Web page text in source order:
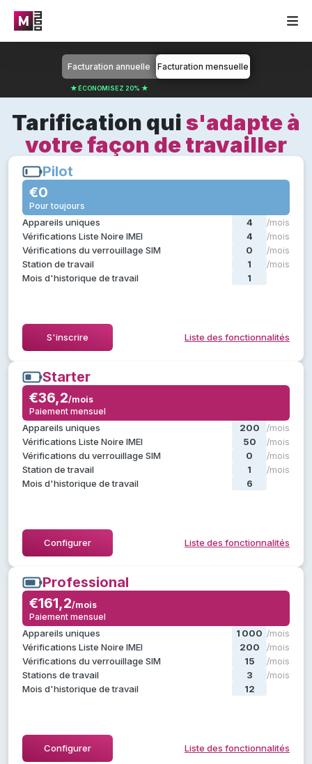
Tarification quis'adapte à
votre façon de travailler
Facturation annuelle Facturation mensuelle
★ ÉCONOMISEZ 20% ★
Pilot
€0
Pour toujours
Appareils uniques 4 /mois
Vérifications Liste Noire IMEI 4 /mois
Vérifications du verrouillage SIM 0 /mois
Station de travail 1 /mois
Mois d'historique de travail 1
S'inscrire Liste des fonctionnalités
Tout ce dont tu as besoin dans un pilote de test :
Diagnostic de l'appareil
Évaluation des appareils
Certification de l'appareil
Effacement certifié des données de l'appareil
Masquer la liste des fonctionnalités
Starter
€36,2/mois
Paiement mensuel
Appareils uniques 200 /mois
Vérifications Liste Noire IMEI 50 /mois
Vérifications du verrouillage SIM 0 /mois
Station de travail 1 /mois
Mois d'historique de travail 6
Configurer Liste des fonctionnalités
Tout ce qui est dans
Vérifications du verrouillage SIM
Modèles de diagnostic personnalisés
Évaluations et états personnalisés
Utiliser les étiquettes par défaut
Masquer la liste des fonctionnalités
Professional
€161,2/mois
Paiement mensuel
Appareils uniques 1 000 /mois
Vérifications Liste Noire IMEI 200 /mois
Vérifications du verrouillage SIM 15 /mois
Stations de travail 3 /mois
Mois d'historique de travail 12
Configurer Liste des fonctionnalités
Tout ce qui est dans
Opérations par lots et de gestion
Groupes d'opérateurs
Rapports et statistiques
Masquer la liste des fonctionnalités